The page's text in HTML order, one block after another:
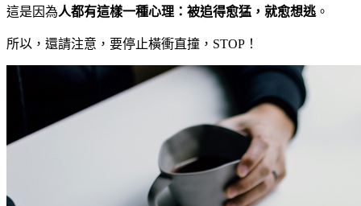
這是因為人都有這樣一種心理：被追得愈猛，就愈想逃 。
所以，還請注意，要停止橫衝直撞， STOP ！